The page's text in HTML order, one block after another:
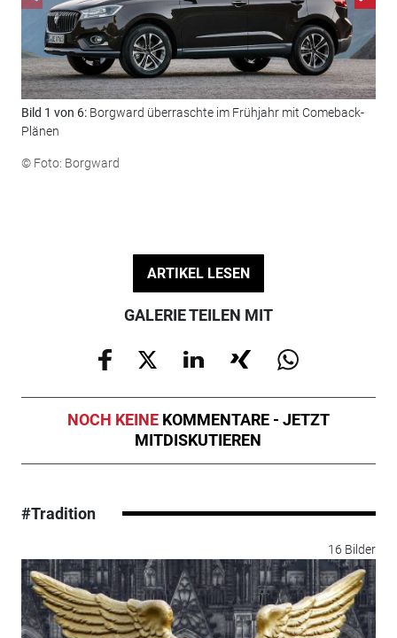
Bild 1 von 6: Borgward überraschte im Frühjahr mit Comeback-
Plänen
© Foto: Borgward
ARTIKEL LESEN
GALERIE TEILEN MIT
NOCH KEINE KOMMENTARE - JETZT
MITDISKUTIEREN
#Tradition
16 Bilder